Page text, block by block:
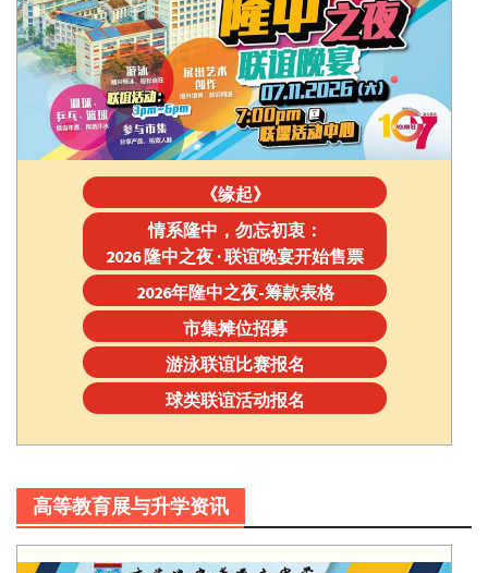
《缘起》
情系隆中，勿忘初衷：
2026 隆中之夜 · 联谊晚宴开始售票
2026年隆中之夜-筹款表格
市集摊位招募
游泳联谊比赛报名
球类联谊活动报名
高等教育展与升学资讯